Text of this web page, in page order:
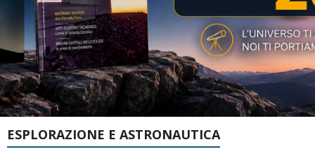
ESPLORAZIONE E ASTRONAUTICA